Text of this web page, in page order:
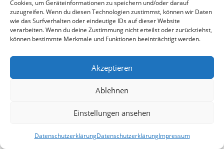
Cookies, um Geräteinformationen zu speichern und/oder darauf
zuzugreifen. Wenn du diesen Technologien zustimmst, können wir Daten
wie das Surfverhalten oder eindeutige IDs auf dieser Website
verarbeiten. Wenn du deine Zustimmung nicht erteilst oder zurückziehst,
können bestimmte Merkmale und Funktionen beeinträchtigt werden.
Akzeptieren
Ablehnen
Einstellungen ansehen
DatenschutzerklärungDatenschutzerklärungImpressum
Solange sich eine„demokratische“Partei den Slogan
„Abendland in Christenhand“
auf ihre Fahnen heftet und diese Gesinnung offiziell und